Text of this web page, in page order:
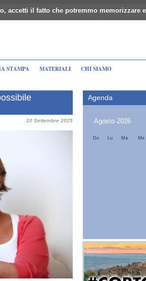
accetti il fatto che potremmo memorizzare
STAMPA MATERIALI CHI SIAMO
10 Settembre 2025
Agenda
Do Lu Ma Me